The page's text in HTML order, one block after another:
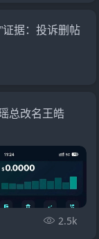
证据：投诉删帖
总改名王皓
2.5k